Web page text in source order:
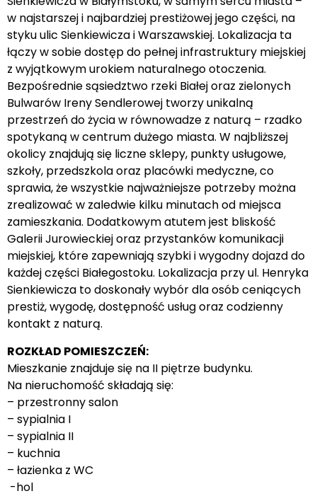
w najstarszej i najbardziej prestiżowej jego części, na
styku ulic Sienkiewicza i Warszawskiej. Lokalizacja ta
łączy w sobie dostęp do pełnej infrastruktury miejskiej
z wyjątkowym urokiem naturalnego otoczenia.
Bezpośrednie sąsiedztwo rzeki Białej oraz zielonych
Bulwarów Ireny Sendlerowej tworzy unikalną
przestrzeń do życia w równowadze z naturą – rzadko
spotykaną w centrum dużego miasta. W najbliższej
okolicy znajdują się liczne sklepy, punkty usługowe,
szkoły, przedszkola oraz placówki medyczne, co
sprawia, że wszystkie najważniejsze potrzeby można
zrealizować w zaledwie kilku minutach od miejsca
zamieszkania. Dodatkowym atutem jest bliskość
Galerii Jurowieckiej oraz przystanków komunikacji
miejskiej, które zapewniają szybki i wygodny dojazd do
każdej części Białegostoku. Lokalizacja przy ul. Henryka
Sienkiewicza to doskonały wybór dla osób ceniących
prestiż, wygodę, dostępność usług oraz codzienny
kontakt z naturą.
ROZKŁAD POMIESZCZEŃ:
Mieszkanie znajduje się na II piętrze budynku.
Na nieruchomość składają się:
– przestronny salon
– sypialnia I
– sypialnia II
– kuchnia
– łazienka z WC
-hol